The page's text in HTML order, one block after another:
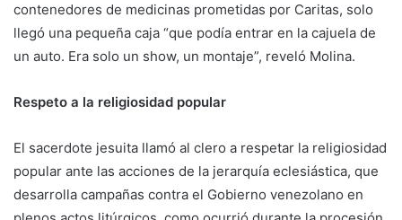
contenedores de medicinas prometidas por Caritas, solo
llegó una pequeña caja “que podía entrar en la cajuela de
un auto. Era solo un show, un montaje”, reveló Molina.
Respeto a la religiosidad popular
El sacerdote jesuita llamó al clero a respetar la religiosidad
popular ante las acciones de la jerarquía eclesiástica, que
desarrolla campañas contra el Gobierno venezolano en